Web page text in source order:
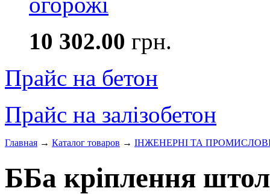
10 302.00 грн.
Прайс на бетон
Прайс на залізобетон
Главная → Каталог товаров → ІНЖЕНЕРНІ ТА
ББа кріплення